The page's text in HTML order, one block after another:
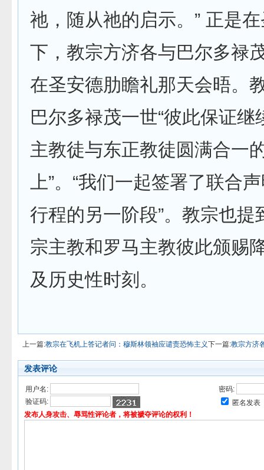
祂，随从祂的启示。” 正是
下，教宗方济各与巴尔多禄
在圣安德肋瞻礼那天会晤。
巴尔多禄茂一世“彼此保证继
主教徒与东正教徒圆满合一
上”。“我们一起签署了联合
行程的另一阶段”。教宗也提
宗主教和罗马主教彼此颁赐
及历史性时刻。
上一篇:教宗在飞机上答记者问：穆斯林领袖应谴责恐怖主义下一篇:教宗方济
发表评论
用户名:
密码:
验证码:
匿名发表
发布人身攻击、辱骂性评论者，将被褫夺评论的权利！